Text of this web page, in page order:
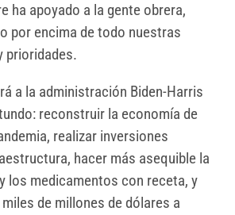
ha apoyado a la gente obrera,
por encima de todo nuestras
prioridades.
a la administración Biden-Harris
reconstruir la economía de
realizar inversiones
hacer más asequible la
los medicamentos con receta, y
de millones de dólares a